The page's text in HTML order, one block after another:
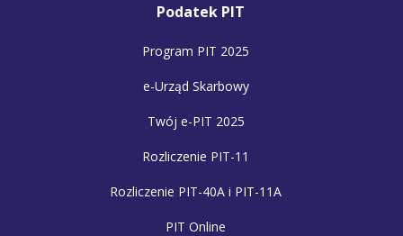
Podatek PIT
Program PIT 2025
e-Urząd Skarbowy
Twój e-PIT 2025
Rozliczenie PIT-11
Rozliczenie PIT-40A i PIT-11A
PIT Online